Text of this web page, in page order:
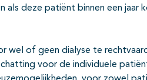
als deze patiënt binnen een jaar
wel of geen dialyse te
voor de individuele